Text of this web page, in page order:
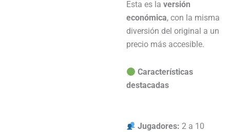
Esta es la versión
económica, con la misma
diversión del original a un
precio más accesible.
Características
destacadas
Jugadores: 2 a 10